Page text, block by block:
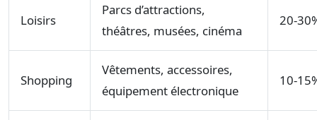
Loisirs
Parcs d’attractions,
théâtres, musées, cinéma
20-
Shopping
Vêtements, accessoires,
équipement électronique
10-